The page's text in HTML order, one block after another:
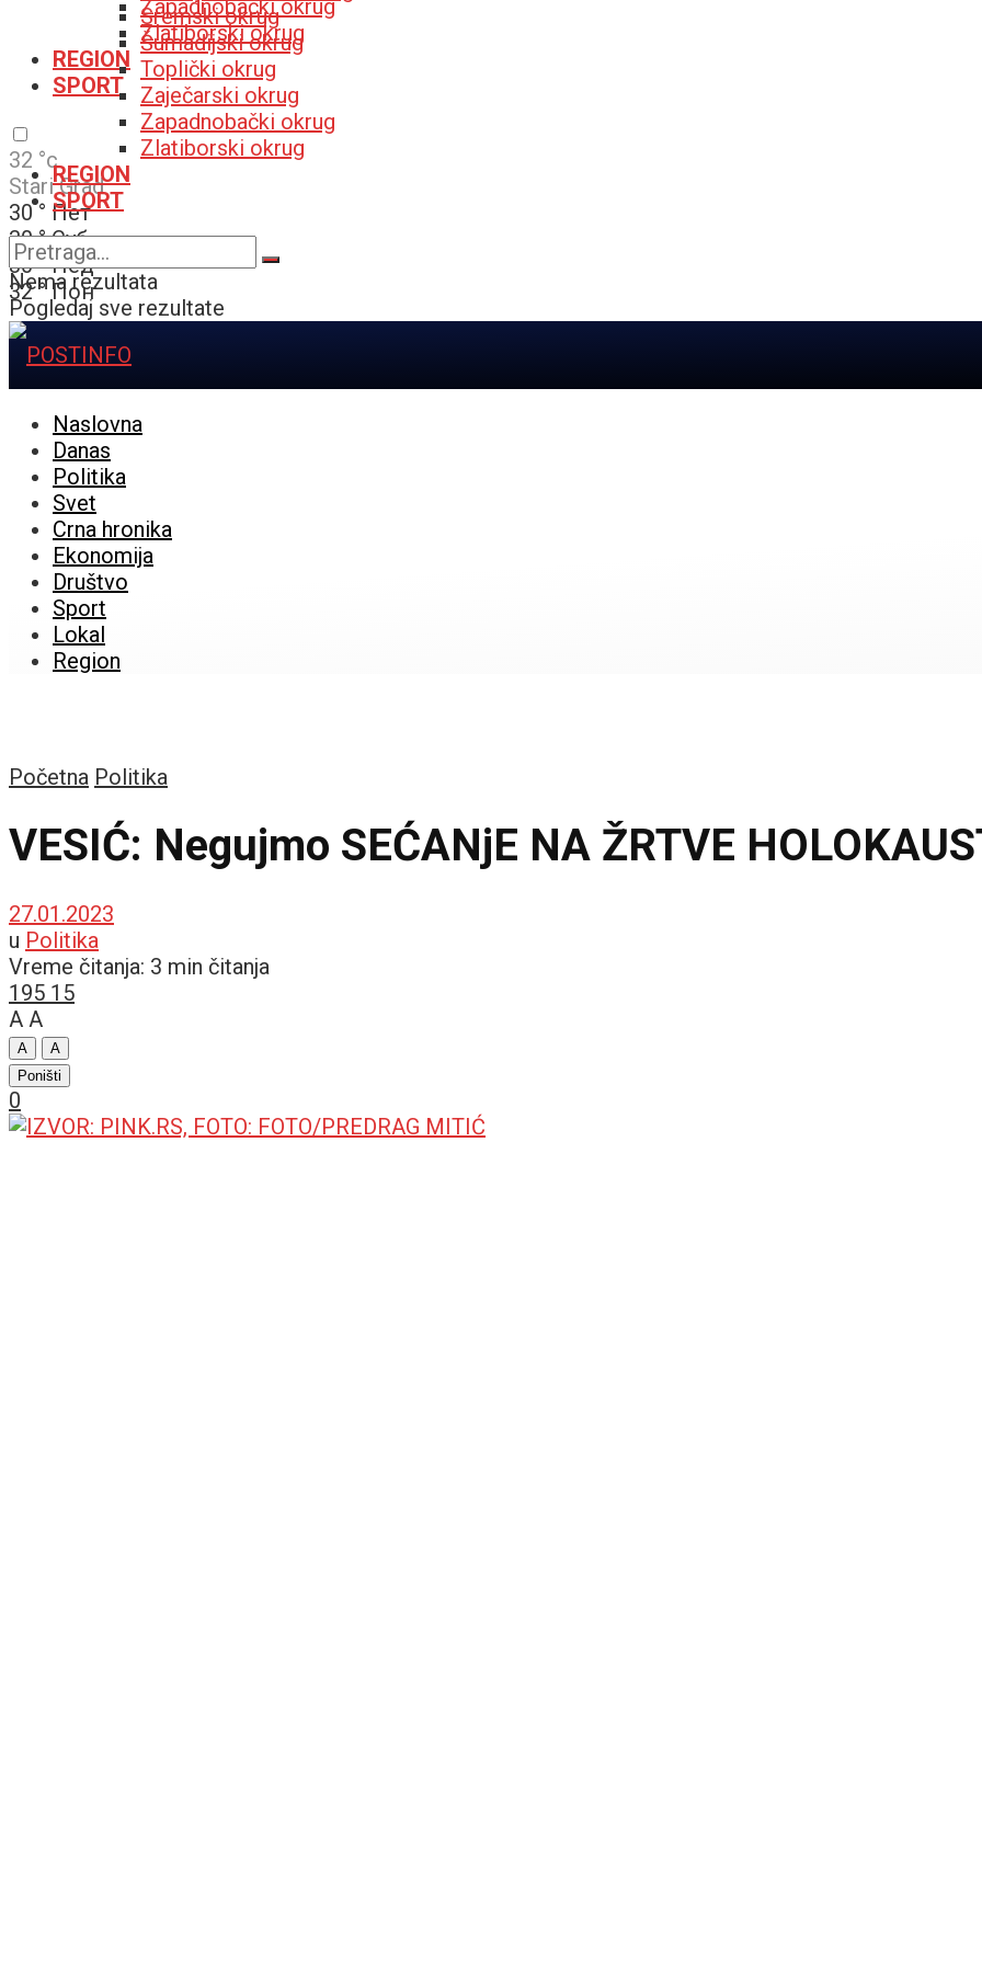
Zapadnobački okrug
Zlatiborski okrug
REGION
SPORT
32 °c
Stari Grad
30 ° Пет
30 ° Суб
30 ° Нед
32 ° Пон
Sremski okrug
Šumadijski okrug
Toplički okrug
Zaječarski okrug
Zapadnobački okrug
Zlatiborski okrug
REGION
SPORT
Nema rezultata
Pogledaj sve rezultate
Naslovna
Danas
Politika
Svet
Crna hronika
Ekonomija
Društvo
Sport
Lokal
Region
Početna Politika
VESIĆ: Negujmo SEĆANjE NA ŽRTVE
27.01.2023
u Politika
Vreme čitanja: 3 min čitanja
195 15
A A
A
A
Poništi
0